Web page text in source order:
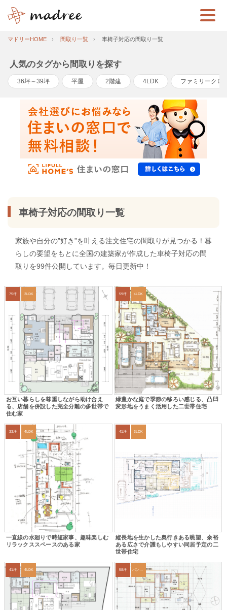
マドリーHOME 間取り一覧 車椅子対応の間取り一覧
人気のタグから間取りを探す
36坪～39坪 平屋 2階建 4LDK ファミリークロ
車椅子対応の間取り一覧
家族や自分の”好き”を叶える注文住宅の間取りが見つかる！暮
らしの要望をもとに全国の建築家が作成した車椅子対応の間
取りを99件公開しています。毎日更新中！
75坪 3LDK
お互い暮らしを尊重しながら助け合え
る、店舗を併設した完全分離の多世帯で
住む家
59坪 4LDK
緑豊かな庭で季節の移ろい感じる、凸凹
変形地をうまく活用した二世帯住宅
33坪 4LDK
一直線の水廻りで時短家事、趣味楽しむ
リラックススペースのある家
41坪 3LDK
縦長地を生かした奥行きある眺望、余裕
ある広さで介護もしやすい同居予定の二
世帯住宅
41坪 4LDK 58坪